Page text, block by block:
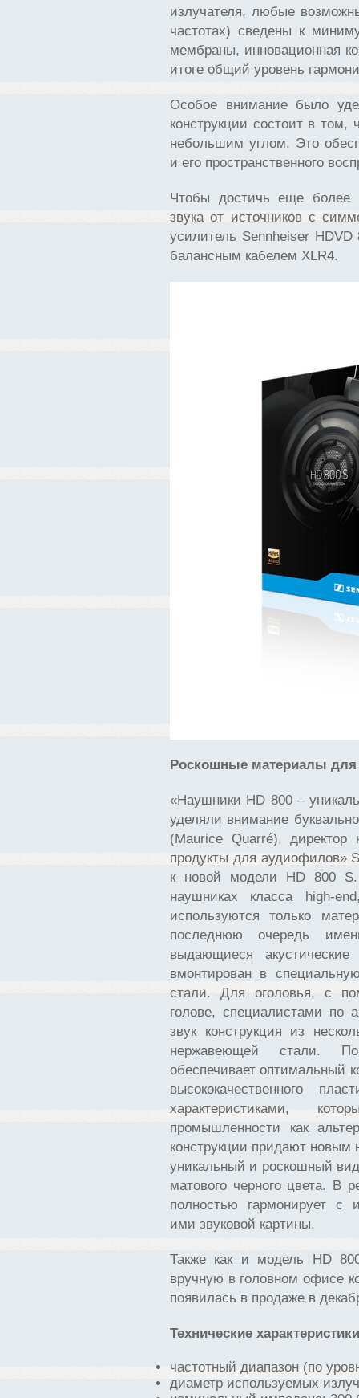
излучателя, любые
частотах) сведены к
мембраны, инновационная
итоге общий уровень
Особое внимание было
конструкции состоит в том,
небольшим углом. Это
и его пространственного
Чтобы достичь еще более
звука от источников с
усилитель Sennheiser
балансным кабелем XLR4.
Роскошные материалы
«Наушники HD 800 –
уделяли внимание
(Maurice Quarré), директор
продукты для аудиофилов»
к новой модели HD 800
наушниках класса high-
используются только
последнюю очередь
выдающиеся акустические
вмонтирован в
стали. Для оголовья, с
голове, специалистами по
звук конструкция из
нержавеющей стали.
обеспечивает оптимальный
высококачественного
характеристиками,
промышленности как
конструкции придают новым
уникальный и роскошный
матового черного цвета. В
полностью гармонирует с
ими звуковой картины.
Также как и модель HD
вручную в головном офисе
появилась в продаже в
Технические
частотный диапазон (по
диаметр используемых